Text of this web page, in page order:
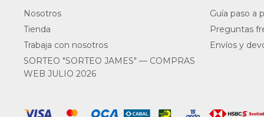
Nosotros
Tienda
Trabaja con nosotros
SORTEO "SORTEO JAMES" — COMPRAS
WEB JULIO 2026
Guía paso a
Preguntas
Envíos y